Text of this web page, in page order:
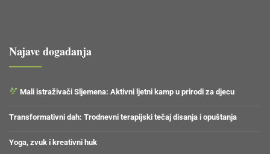
Najave događanja
Mali istraživači Sljemena: Aktivni ljetni kamp u prirodi za djecu
Transformativni dah: Trodnevni terapijski tečaj disanja i opuštanja
Yoga, zvuk i kreativni huk